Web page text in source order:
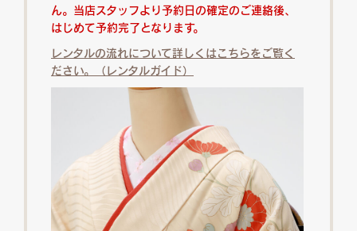
ん。当店スタッフより予約日の確定のご連絡後、
はじめて予約完了となります。
レンタルの流れについて詳しくはこちらをご覧く
ださい。（レンタルガイド）